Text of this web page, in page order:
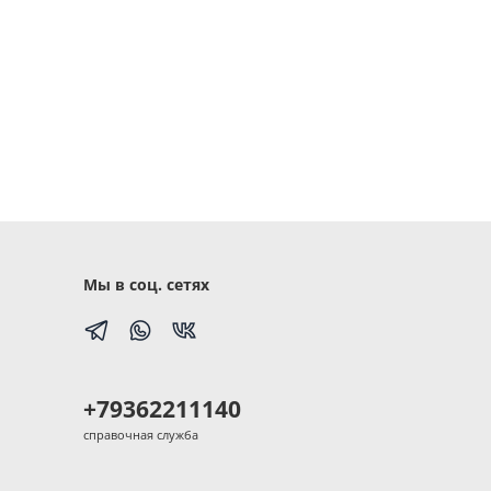
Мы в соц. сетях
+79362211140
справочная служба